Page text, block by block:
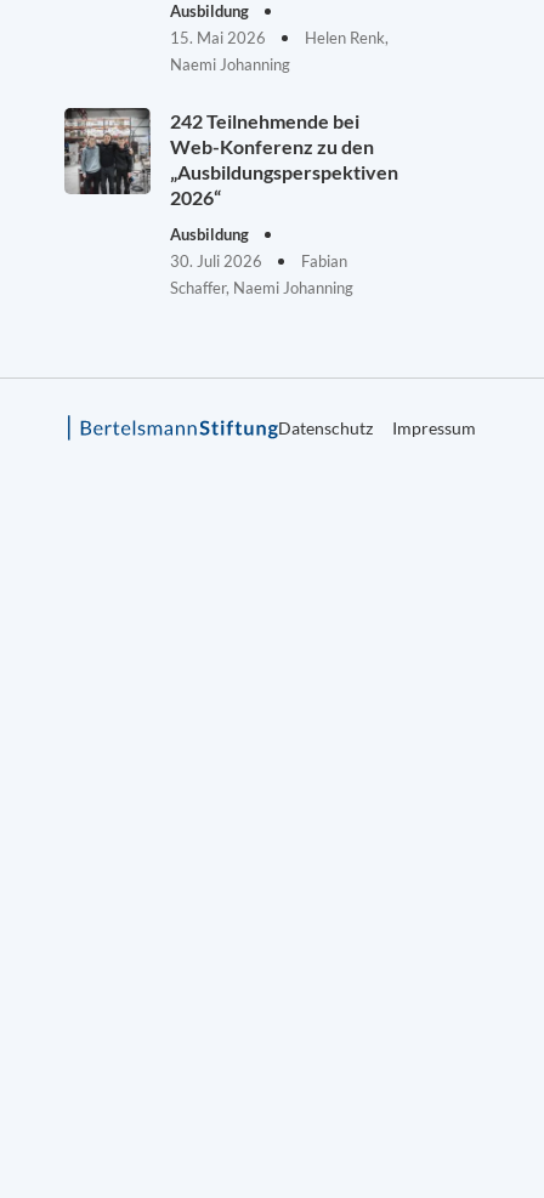
Ausbildung
15. Mai 2026
Helen Renk,
Naemi Johanning
242 Teilnehmende bei
Web-Konferenz zu den
„Ausbildungsperspektiven
2026“
Ausbildung
30. Juli 2026
Fabian
Schaffer, Naemi Johanning
Datenschutz Impressum